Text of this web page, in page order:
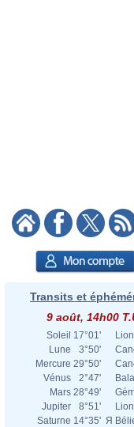
Transits et
9 août, 14h00
Soleil 17°01'
Lion
Lune
3°50'
Mercure 29°50'
Vénus
2°47'
Mars 28°49'
Jupiter
8°51'
Lion
Saturne 14°35' Я